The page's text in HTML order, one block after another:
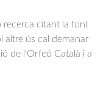
recerca citant la font
altre ús cal demanar
de l'Orfeó Català i a